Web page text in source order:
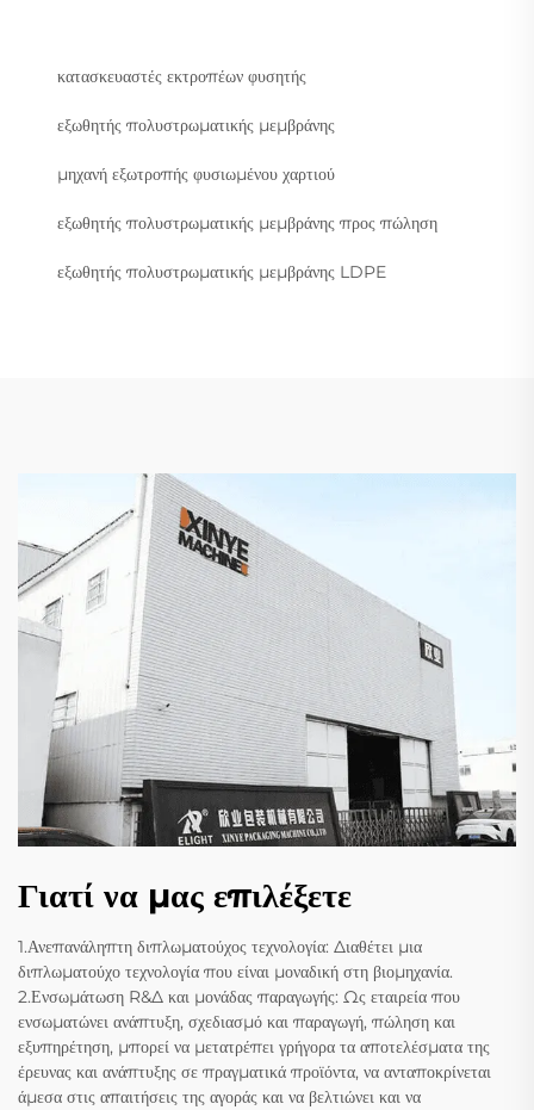
κατασκευαστές εκτροπέων φυσητής
εξωθητής πολυστρωματικής μεμβράνης
μηχανή εξωτροπής φυσιωμένου χαρτιού
εξωθητής πολυστρωματικής μεμβράνης προς πώληση
εξωθητής πολυστρωματικής μεμβράνης LDPE
Γιατί να μας επιλέξετε
1.Ανεπανάληπτη διπλωματούχος τεχνολογία: Διαθέτει μια
διπλωματούχο τεχνολογία που είναι μοναδική στη βιομηχανία.
2.Ενσωμάτωση R&Δ και μονάδας παραγωγής: Ως εταιρεία που
ενσωματώνει ανάπτυξη, σχεδιασμό και παραγωγή, πώληση και
εξυπηρέτηση, μπορεί να μετατρέπει γρήγορα τα αποτελέσματα της
έρευνας και ανάπτυξης σε πραγματικά προϊόντα, να ανταποκρίνεται
άμεσα στις απαιτήσεις της αγοράς και να βελτιώνει και να